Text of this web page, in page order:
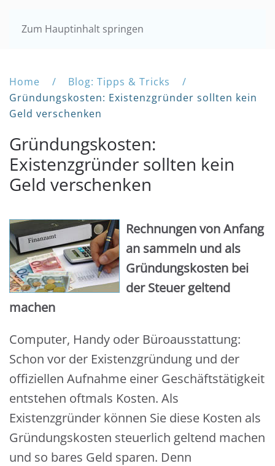
Zum Hauptinhalt springen
Home
Blog: Tipps & Tricks
Gründungskosten: Existenzgründer sollten kein
Geld verschenken
Gründungskosten:
Existenzgründer sollten kein
Geld verschenken
Rechnungen von Anfang
an sammeln und als
Gründungskosten bei
der Steuer geltend
machen
Computer, Handy oder Büroausstattung:
Schon vor der Existenzgründung und der
offiziellen Aufnahme einer Geschäftstätigkeit
entstehen oftmals Kosten. Als
Existenzgründer können Sie diese Kosten als
Gründungskosten steuerlich geltend machen
und so bares Geld sparen. Denn